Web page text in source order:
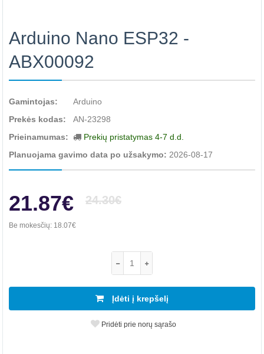
Arduino Nano ESP32 -
ABX00092
Gamintojas:
Arduino
Prekės kodas:
AN-23298
Prieinamumas:
Prekių pristatymas 4-7 d.d.
Planuojama gavimo data po užsakymo: 2026-08-17
21.87€ 24.30€
Be mokesčių: 18.07€
Įdėti į krepšelį
Pridėti prie norų sąrašo